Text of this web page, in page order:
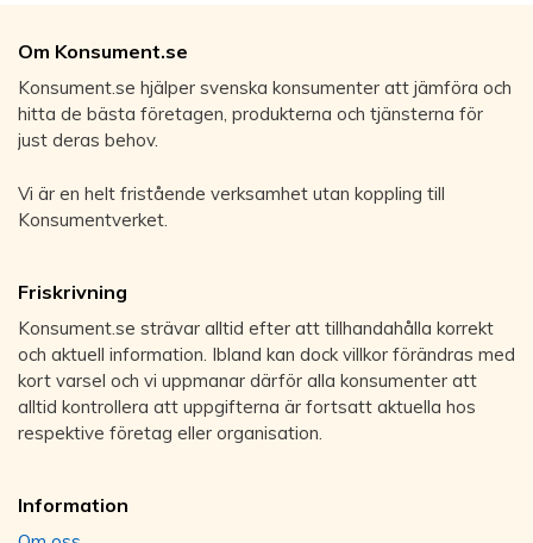
Om Konsument.se
Konsument.se hjälper svenska konsumenter att jämföra och
hitta de bästa företagen, produkterna och tjänsterna för
just deras behov.
Vi är en helt fristående verksamhet utan koppling till
Konsumentverket.
Friskrivning
Konsument.se strävar alltid efter att tillhandahålla korrekt
och aktuell information. Ibland kan dock villkor förändras med
kort varsel och vi uppmanar därför alla konsumenter att
alltid kontrollera att uppgifterna är fortsatt aktuella hos
respektive företag eller organisation.
Information